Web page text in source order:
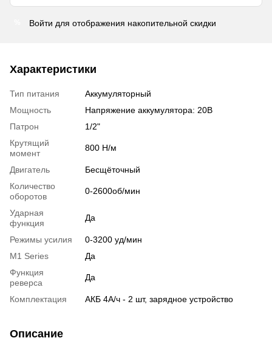
Войти для отображения накопительной скидки
Характеристики
Тип питания
Аккумуляторный
Мощность
Напряжение аккумулятора: 20В
Патрон
1/2"
Крутящий
момент
800 Н/м
Двигатель
Бесщёточный
Количество
оборотов
0-2600об/мин
Ударная
функция
Да
Режимы усилия
0-3200 уд/мин
М1 Series
Да
Функция
реверса
Да
Комплектация АКБ 4А/ч - 2 шт, зарядное устройство
Описание